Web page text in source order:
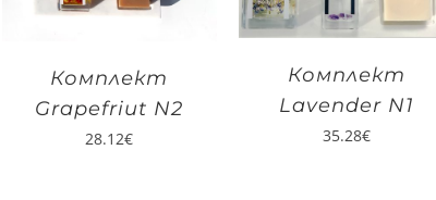
Комплект
Grapefriut N2
28.12€
Комплект
Lavender N1
35.28€